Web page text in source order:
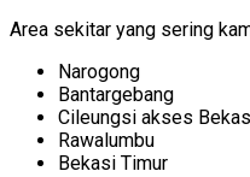
Area sekitar yang sering
Narogong
Bantargebang
Cileungsi akses
Rawalumbu
Bekasi Timur